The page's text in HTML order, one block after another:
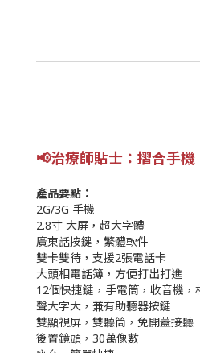
📢治療師貼士 ：摺合手機
產品要點：
2G/3G 手機
2.8寸 大屏，超大字體
廣東話按鍵，繁體軟件
雙卡雙待，支援2張電話卡
大頭相電話簿，方便打出打進
12個快捷鍵，手電筒，收音機，
聲大字大，兼有助聽器按鍵
雙顯視屏，雙聽筒，免開蓋接聽
後置鏡頭，30萬像數